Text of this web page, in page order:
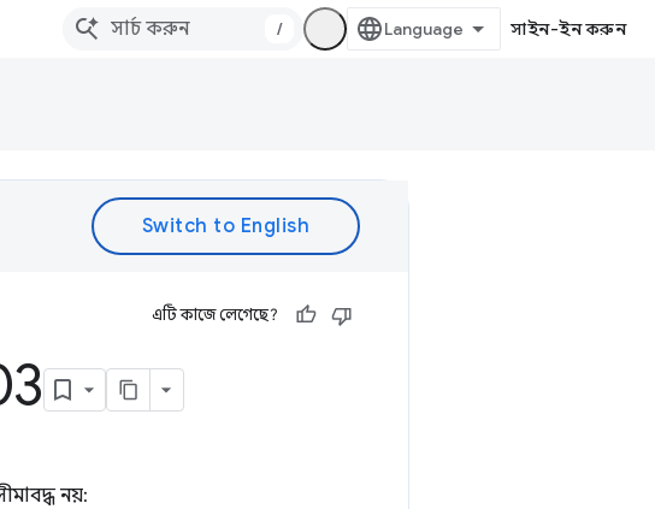
/ সাইন-ইন করুন
এটি কাজে লেগেছে?
নয়: